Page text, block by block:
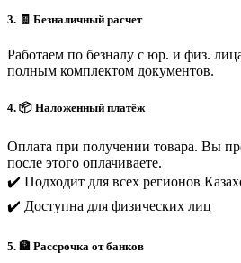
3. 🧾 Безналичный расчет
Работаем по безналу с юр. и физ.
полным комплектом документов.
4. 📦 Наложенный платёж
Оплата при получении товара. Вы
после этого оплачиваете.
✔️ Подходит для всех регионов
✔️ Доступна для физических лиц
5. 🏦 Рассрочка от банков